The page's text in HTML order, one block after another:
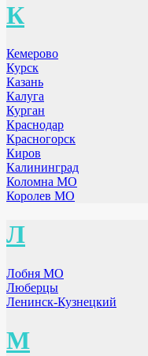
К
Кемерово
Курск
Казань
Калуга
Курган
Краснодар
Красногорск
Киров
Калининград
Коломна МО
Королев МО
Л
Лобня МО
Люберцы
Ленинск-Кузнецкий
М